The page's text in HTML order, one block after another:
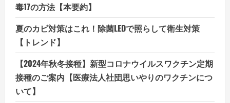
毒17の方法【本要約】
夏のカビ対策はこれ！除菌LEDで照らして衛生対策
【トレンド】
【2024年秋冬接種】新型コロナウイルスワクチン定期
接種のご案内【医療法人社団思いやりのワクチンにつ
いて】